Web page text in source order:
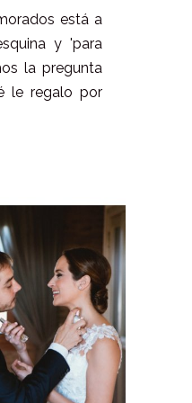
está a
y 'para
la pregunta
le regalo por